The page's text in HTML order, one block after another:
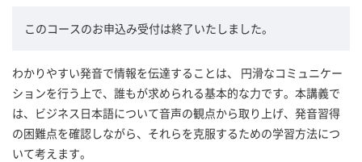
オンライン受講方法
よくあるご質問
お問合せ
このコースのお申込み受付は終了いたしました。
わかりやすい発音で情報を伝達することは、 円滑なコミュニケー
ションを行う上で、誰もが求められる基本的な力です。本講義で
は、ビジネス日本語について音声の観点から取り上げ、発音習得
の困難点を確認しながら、それらを克服するための学習方法につ
いて考えます。